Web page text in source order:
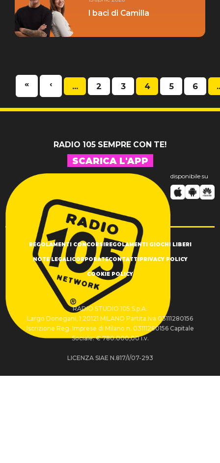
I baci di Camilla
« ‹ ... 2 3 4 5 6
RADIO 105 SEMPRE CON TE!
SCARICA L'APP
disponibile su
REGOLAMENTI CONCORSIREGOLAMENTI GIOCHI LIBERI
NOTE LEGALICORPORATECONTATTIPRIVACY POLICY
COOKIE POLICY
RADIO STUDIO 105 S.p.A.
Largo Donegani, 1 20121 MILANO Partita Iva 03111280156
Iscrizione Reg. Imprese di Milano n. 03111280156 Capitale
Sociale: € 780.000,00 i.v.
LICENZA SIAE N.817/I/07-293